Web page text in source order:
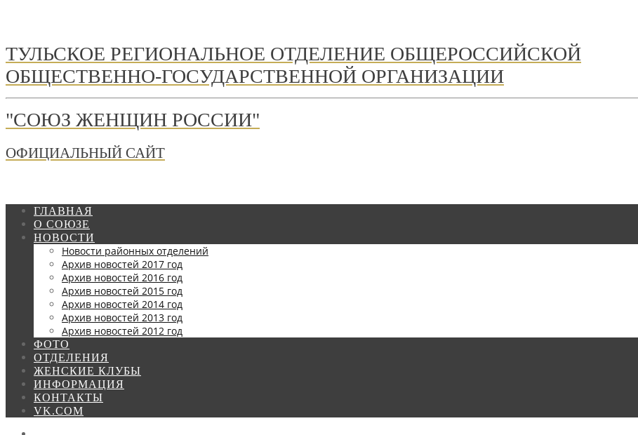
ТУЛЬСКОЕ РЕГИОНАЛЬНОЕ ОТДЕЛЕНИЕ ОБЩЕРОССИЙСКОЙ
ОБЩЕСТВЕННО-ГОСУДАРСТВЕННОЙ ОРГАНИЗАЦИИ
"СОЮЗ ЖЕНЩИН РОССИИ"
ОФИЦИАЛЬНЫЙ САЙТ
ГЛАВНАЯ
О СОЮЗЕ
НОВОСТИ
Новости районных отделений
Архив новостей 2017 год
Архив новостей 2016 год
Архив новостей 2015 год
Архив новостей 2014 год
Архив новостей 2013 год
Архив новостей 2012 год
ФОТО
ОТДЕЛЕНИЯ
ЖЕНСКИЕ КЛУБЫ
ИНФОРМАЦИЯ
КОНТАКТЫ
VK.COM